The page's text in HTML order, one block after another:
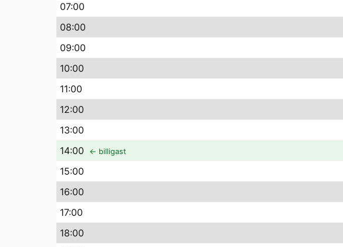
07:00
08:00
09:00
10:00
11:00
12:00
13:00
14:00 ← billigast
15:00
16:00
17:00
18:00